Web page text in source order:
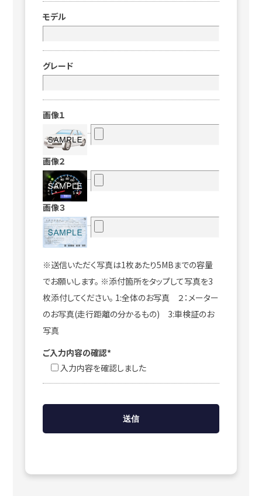
モデル
グレード
画像１
画像２
画像３
※送信いただく写真は1枚あたり5MBまでの容量
でお願いします。 ※添付箇所をタップして写真を3
枚添付してください。 1:全体のお写真 ２：メーター
のお写真(走行距離の分かるもの) 3:車検証のお
写真
ご入力内容の確認*
入力内容を確認しました